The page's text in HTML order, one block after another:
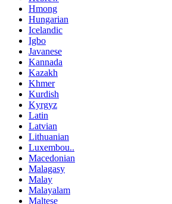
Hmong
Hungarian
Icelandic
Igbo
Javanese
Kannada
Kazakh
Khmer
Kurdish
Kyrgyz
Latin
Latvian
Lithuanian
Luxembou..
Macedonian
Malagasy
Malay
Malayalam
Maltese